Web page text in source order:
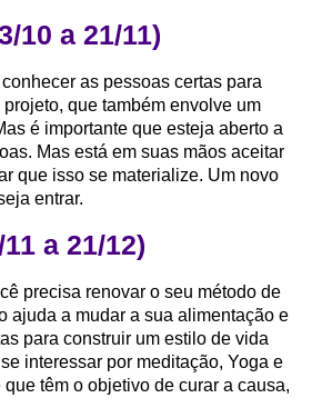
10 a 21/11)
as pessoas certas para
que também envolve um
é importante que esteja aberto a
Mas está em suas mãos aceitar
que isso se materialize. Um novo
entrar.
a 21/12)
precisa renovar o seu método de
ajuda a mudar a sua alimentação e
para construir um estilo de vida
interessar por meditação, Yoga e
têm o objetivo de curar a causa,